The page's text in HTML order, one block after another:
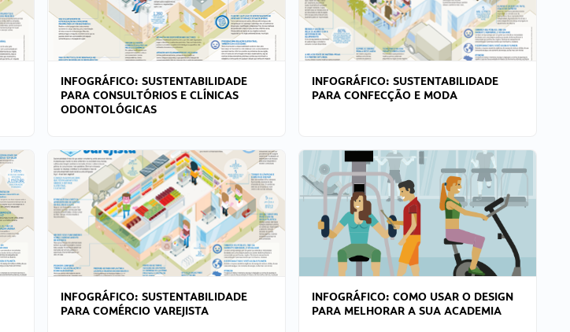
INFOGRÁFICO: SUSTENTABILIDADE
PARA CONSULTÓRIOS E CLÍNICAS
ODONTOLÓGICAS
INFOGRÁFICO: SUSTENTABILIDADE
PARA CONFECÇÃO E MODA
INFOGRÁFICO: SUSTENTABILIDADE
PARA COMÉRCIO VAREJISTA
INFOGRÁFICO: COMO USAR O DESIGN
PARA MELHORAR A SUA ACADEMIA